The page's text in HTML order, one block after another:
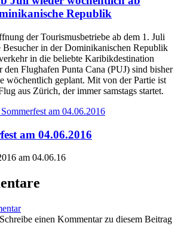
Republik
der Tourismusbetriebe ab dem 1. Juli
Besucher in der Dominikanischen Republik
in die beliebte Karibikdestination
Flughafen Punta Cana (PUJ) sind bisher
wöchentlich geplant. Mit von der Partie ist
aus Zürich, der immer samstags startet.
am 04.06.2016
am 04.06.16
Schreibe einen Kommentar zu diesem Beitrag